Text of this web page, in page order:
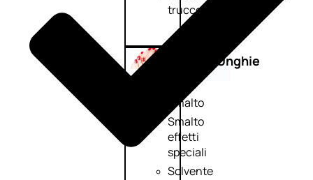
trucco
Unghie
Smalto
Smalto
effetti
speciali
Solvente